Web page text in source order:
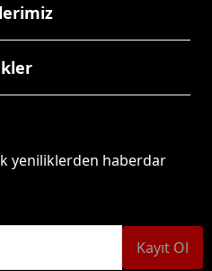
yeniliklerden haberdar
Kayıt Ol